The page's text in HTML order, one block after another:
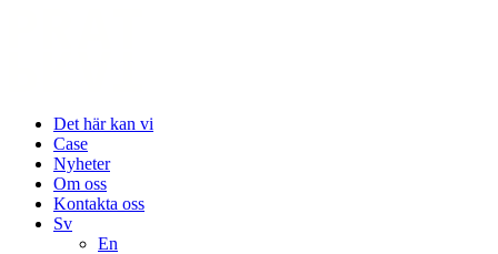
Det här kan vi
Case
Nyheter
Om oss
Kontakta oss
Sv
En